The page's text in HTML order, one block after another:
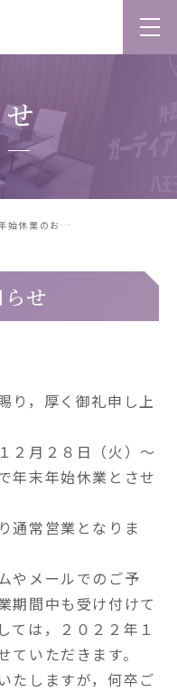
休業のお知らせ
せ
り，厚く御礼申し上
２月２８日（火）～
年末年始休業とさせ
通常営業となりま
やメールでのご予
期間中も受け付けて
ては，２０２２年１
いただきます。
たしますが，何卒ご